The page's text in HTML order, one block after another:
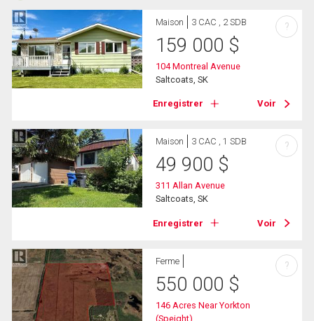
Maison 3 CAC , 2 SDB
159 000 $
104 Montreal Avenue
Saltcoats, SK
Enregistrer Voir
?
Maison 3 CAC , 1 SDB
49 900 $
311 Allan Avenue
Saltcoats, SK
Enregistrer Voir
?
Ferme
550 000 $
146 Acres Near Yorkton
(Speight)
?